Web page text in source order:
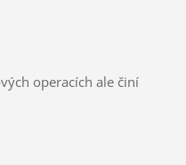
operacích ale činí